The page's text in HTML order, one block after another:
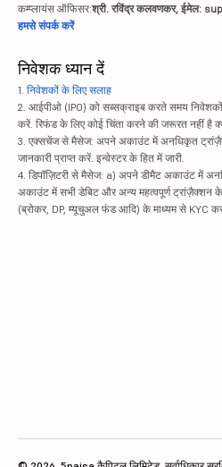
कम्प्लायंस ऑफिसर:श्री. रविंद्र कलवणकर, ईमेल:
हमसे संपर्क करें
निवेशक ध्यान दें
1. निवेशकों के लिए सलाह
2. आईपीओ (IPO) को सब्सक्राइब करते समय निवेशकों
करें. रिफंड के लिए कोई चिंता करने की जरूरत नहीं है
3. एक्सचेंज से मैसेज: अपने अकाउंट में अनधिकृत
जानकारी प्राप्त करें. इन्वेस्टर के हित में जारी.
4. डिपॉज़िटरी से मैसेज: a) अपने डीमैट अकाउंट में
अकाउंट में सभी डेबिट और अन्य महत्वपूर्ण ट्रांज़ैक्शन के
(ब्रोकर, DP, म्यूचुअल फंड आदि) के माध्यम से KYC